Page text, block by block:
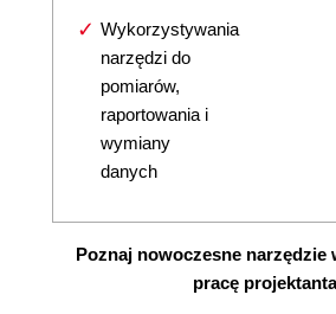
Wykorzystywania
narzędzi do
pomiarów,
raportowania i
wymiany
danych
Poznaj nowoczesne narzędzie
pracę projektanta